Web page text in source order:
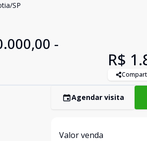
SP
-
R$
Agendar visita
Valor venda